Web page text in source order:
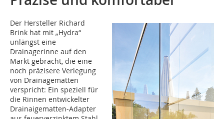
Der Hersteller Richard
Brink hat mit „Hydra“
unlängst eine
Drainagerinne auf den
Markt gebracht, die eine
noch präzisere Verlegung
von Drainagematten
verspricht: Ein speziell für
die Rinnen entwickelter
Drainaigematten-Adapter